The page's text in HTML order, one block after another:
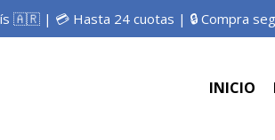
🇦🇷 | 💳 Hasta 24 cuotas | 🔒 Compra
INICIO